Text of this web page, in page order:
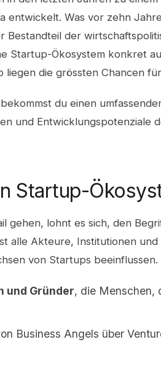
entwickelt. Was vor zehn
Bestandteil der
Startup-Ökosystem konkret
liegen die grössten Chancen
du einen
und Entwicklungspotenziale
Startup-
gehen, lohnt es sich, den
alle Akteure, Institutionen
von Startups beeinflussen.
und Gründer, die Menschen,
Business Angels über